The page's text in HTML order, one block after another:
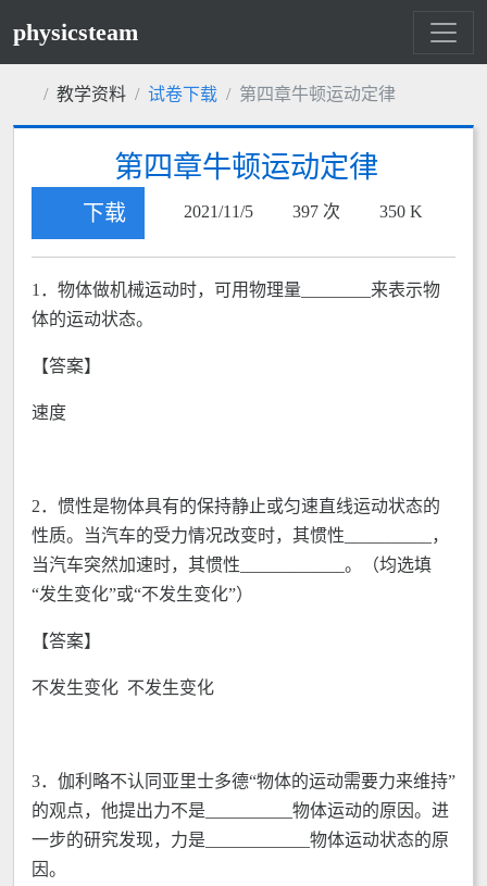
physicsteam
教学资料 试卷下载 第四章牛顿运动定律
第四章牛顿运动定律
下载 2021/11/5 397 次 350 K
1．物体做机械运动时，可用物理量________来表示物
体的运动状态。
【答案】
速度
2．惯性是物体具有的保持静止或匀速直线运动状态的
性质。当汽车的受力情况改变时，其惯性__________，
当汽车突然加速时，其惯性____________。（均选填
“发生变化”或“不发生变化”）
【答案】
不发生变化 不发生变化
3．伽利略不认同亚里士多德“物体的运动需要力来维持”
的观点，他提出力不是__________物体运动的原因。进
一步的研究发现，力是____________物体运动状态的原
因。